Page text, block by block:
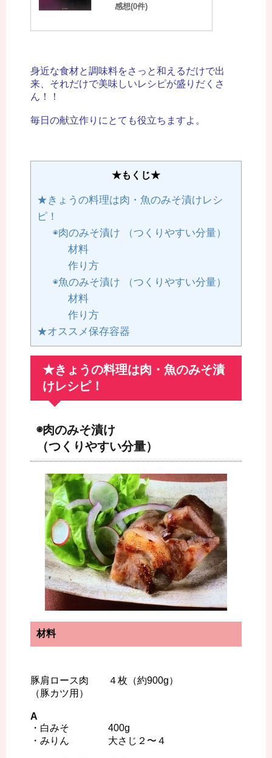
感想(0件)
身近な食材と調味料をさっと和えるだけで出
来、それだけで美味しいレシピが盛りだくさ
ん！！
毎日の献立作りにとても役立ちますよ。
★もくじ★
★きょうの料理は肉・魚のみそ漬けレシ
ピ！
◉肉のみそ漬け （つくりやすい分量）
材料
作り方
◉魚のみそ漬け （つくりやすい分量）
材料
作り方
★オススメ保存容器
★きょうの料理は肉・魚のみそ漬
けレシピ！
◉肉のみそ漬け
（つくりやすい分量）
材料
豚肩ロース肉 ４枚（約900g）
（豚カツ用）
A
・白みそ 400g
・みりん 大さじ２〜４